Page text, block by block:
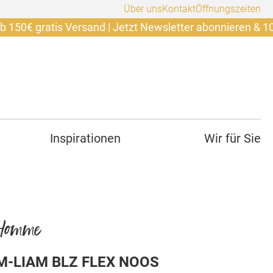
Über unsKontaktÖffnungszeiten
Versand | Jetzt Newsletter abonnieren & 10€
Inspirationen Wir für Sie
LIAM BLZ FLEX NOOS